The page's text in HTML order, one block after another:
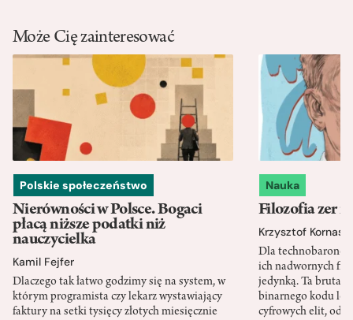
Może Cię zainteresować
Polskie społeczeństwo
Nierówności w Polsce. Bogaci
płacą niższe podatki niż
nauczycielka
Kamil Fejfer
Dlaczego tak łatwo godzimy się na system, w
którym programista czy lekarz wystawiający
faktury na setki tysięcy złotych miesięcznie
Nauka
Filozofia zer i
Krzysztof Kornas
Dla
ich nadwornych
jedynką. Ta
binarnego kodu
cyfrowych elit,